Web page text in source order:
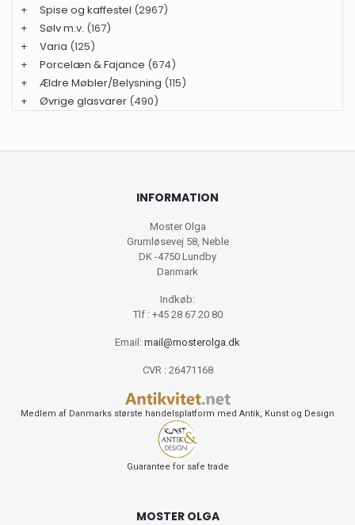
+
Spise og kaffestel (2967)
+
Sølv m.v. (167)
+
Varia (125)
+
Porcelæn & Fajance (674)
+
Ældre Møbler/Belysning (115)
+
Øvrige glasvarer (490)
INFORMATION
Moster Olga
Grumløsevej 58, Neble
DK -4750 Lundby
Danmark
Indkøb:
Tlf : +45 28 67 20 80
Email: mail@mosterolga.dk
CVR : 26471168
Medlem af Danmarks største handelsplatform med Antik, Kunst og Design
Guarantee for safe trade
MOSTER OLGA